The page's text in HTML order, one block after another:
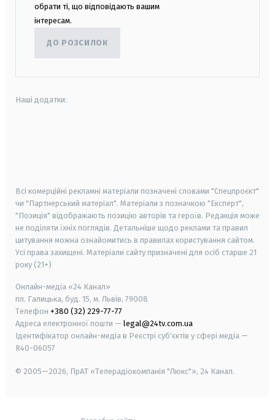
обрати ті, що відповідають вашим
інтересам.
ДО РОЗСИЛОК
Наші додатки:
Всі комерційні рекламні матеріали позначені словами "Спецпроєкт"
чи "Партнерський матеріал". Матеріали з позначкою "Експерт",
"Позиція" відображають позицію авторів та героїв. Редакція може
не поділяти їхніх поглядів. Детальніше щодо реклами та правил
цитування можна ознайомитись в правилах користування сайтом.
Усі права захищені. Матеріали сайту призначені для осіб старше 21
року (21+)
Онлайн-медіа «24 Канал»
пл. Галицька, буд. 15, м. Львів, 79008
Телефон +380 (32) 229-77-77
Адреса електронної пошти — legal@24tv.com.ua
Ідентифікатор онлайн-медіа в Реєстрі суб'єктів у сфері медіа —
R40-06057
© 2005—2026, ПрАТ «Телерадіокомпанія "Люкс"», 24 Канал.